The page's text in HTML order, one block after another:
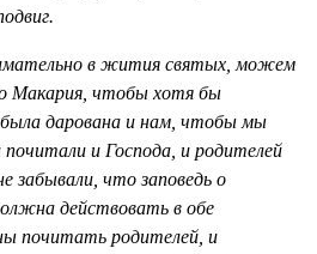
в жития святых, можем
Макария, чтобы хотя бы
дарована и нам, чтобы мы
и Господа, и родителей
забывали, что заповедь о
действовать в обе
почитать родителей, и